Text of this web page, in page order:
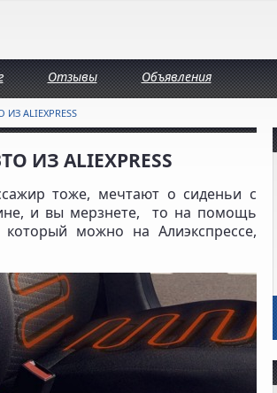
Отзывы Объявления
ALIEXPRESS
ИЗ ALIEXPRESS
тоже, мечтают о сиденьи с
и вы мерзнете, то на помощь
можно на Алиэкспрессе,